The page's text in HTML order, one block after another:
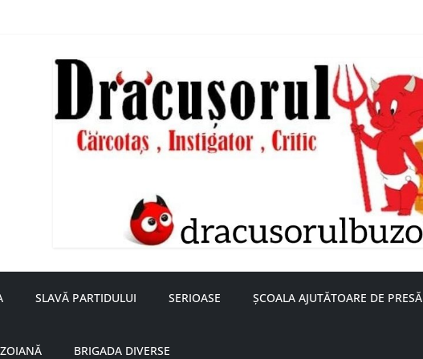
SLAVĂ PARTIDULUI SERIOASE ȘCOALA AJUTĂTOARE DE PRESĂ
BRIGADA DIVERSE